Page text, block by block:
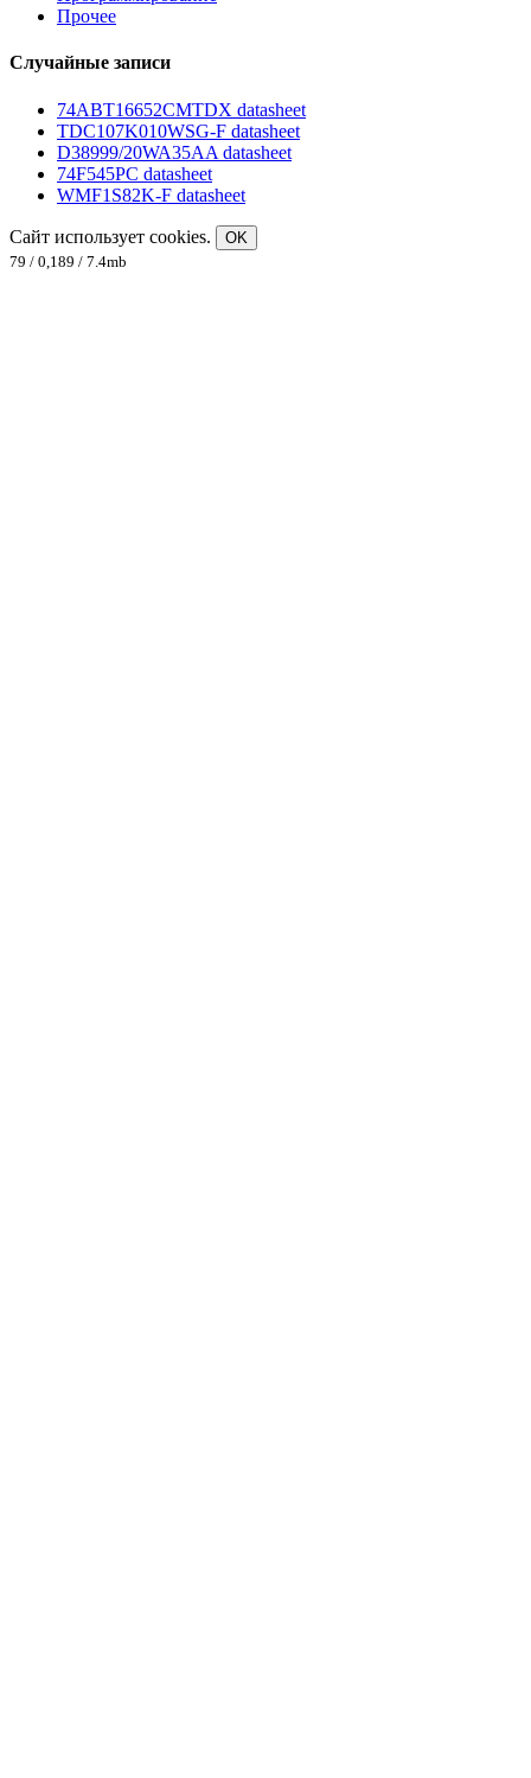
Прочее
Случайные записи
74ABT16652CMTDX datasheet
TDC107K010WSG-F datasheet
D38999/20WA35AA datasheet
74F545PC datasheet
WMF1S82K-F datasheet
Сайт использует cookies.
OK
79 / 0,189 / 7.4mb